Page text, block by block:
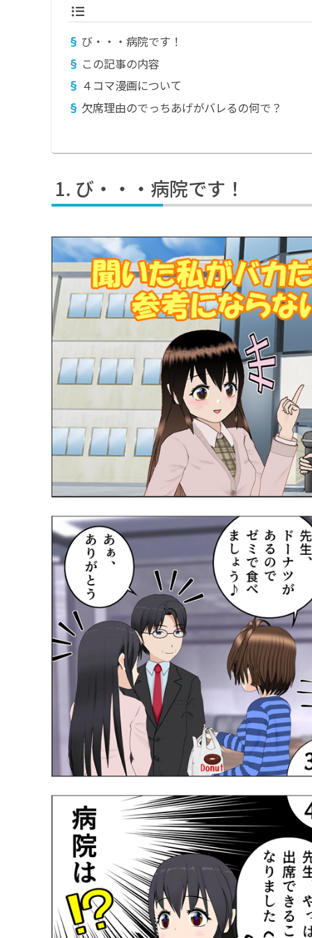
び・・・病院です！
この記事の内容
４コマ漫画について
欠席理由のでっちあげがバレるの何で？
び・・・病院です！